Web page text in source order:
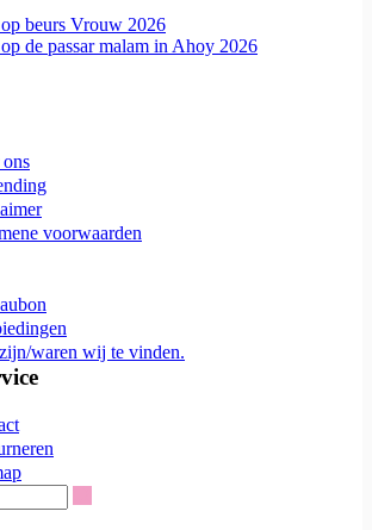
beurs Vrouw 2026
de passar malam in Ahoy 2026
voorwaarden
waren wij te vinden.